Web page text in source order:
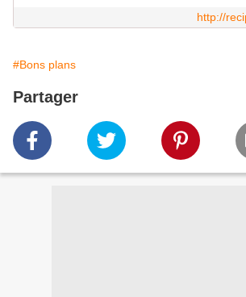
http://
#Bons plans
Partager